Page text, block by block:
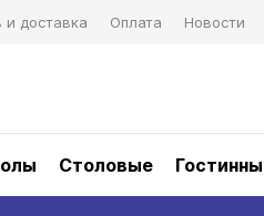
и доставка Оплата Новости
Столовые